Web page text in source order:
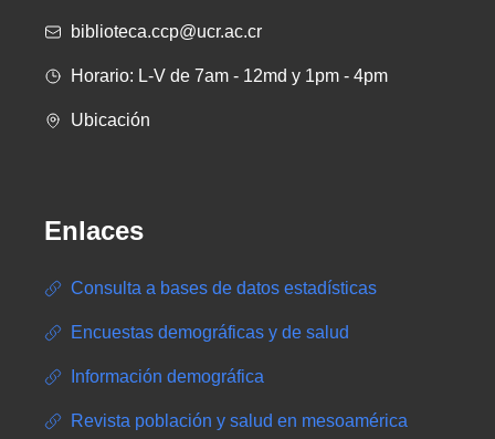
biblioteca.ccp@ucr.ac.cr
Horario: L-V de 7am - 12md y 1pm - 4pm
Ubicación
Enlaces
Consulta a bases de datos estadísticas
Encuestas demográficas y de salud
Información demográfica
Revista población y salud en mesoamérica